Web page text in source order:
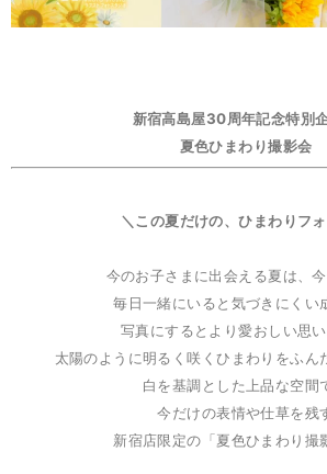
新宿高島屋30周年記念特別
夏色ひまわり撮影会
＼この夏だけの、ひまわりフ
今のお子さまに出会える夏は、今
毎日一緒にいると気づきにくい
写真にするとより愛おしい思い
太陽のように明るく咲くひまわりをふん
白を基調とした上品な空間
今だけの表情や仕草を残
新宿店限定の「夏色ひまわり撮